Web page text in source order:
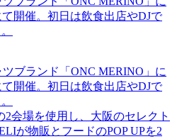
て開催。初日は飲食出店やDJで
ブランド「ONC MERINO」に
て開催。初日は飲食出店やDJで
2会場を使用し、大阪のセレクト
が物販とフードのPOP UPを2